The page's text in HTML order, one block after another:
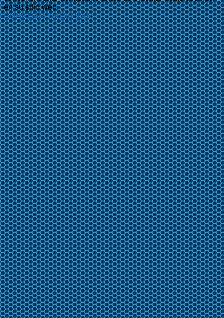
en su sitio web.
GUARDAR Y ACEPTAR